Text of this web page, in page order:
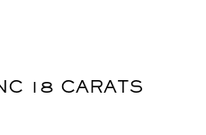
18 CARATS